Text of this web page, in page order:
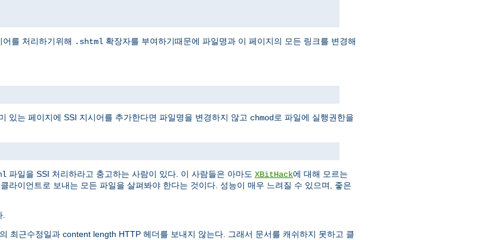
를 처리하기위해 .shtml 확장자를 부여하기때문에 파일명과 이 페이지의 모든 링크를 변경해
있는 페이지에 SSI 지시어를 추가한다면 파일명을 변경하지 않고 chmod로 파일에 실행권한을
파일을 SSI 처리하라고 충고하는 사람이 있다. 이 사람들은 아마도 XBitHack에 대해 모르는
라이언트로 보내는 모든 파일을 살펴봐야 한다는 것이다. 성능이 매우 느려질 수 있으며, 좋은
.
최근수정일과 content length HTTP 헤더를 보내지 않는다. 그래서 문서를 캐쉬하지 못하고 클